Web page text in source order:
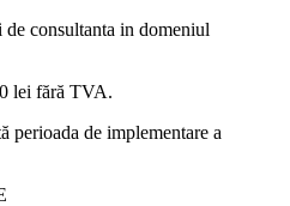
consultanta in domeniul
lei fără TVA.
perioada de implementare a